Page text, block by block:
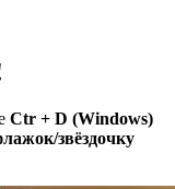
Ctr + D (Windows)
звёздочку